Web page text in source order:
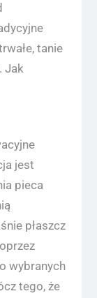
tanie
Jak
jest
pieca
płaszcz
wybranych
tego, że